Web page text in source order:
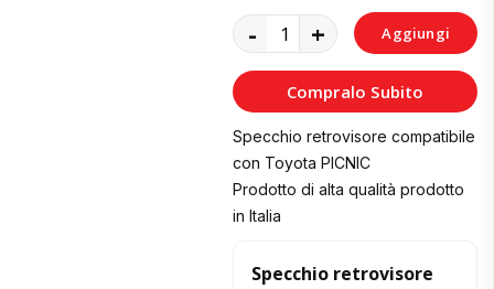
- + Aggiungi
al
Carrello
Compralo Subito
Specchio retrovisore compatibile
con Toyota PICNIC
Prodotto di alta qualità prodotto
in Italia
Specchio retrovisore